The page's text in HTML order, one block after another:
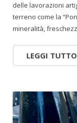
delle lavorazioni
terreno come la
mineralità,
LEGGI TUTTO